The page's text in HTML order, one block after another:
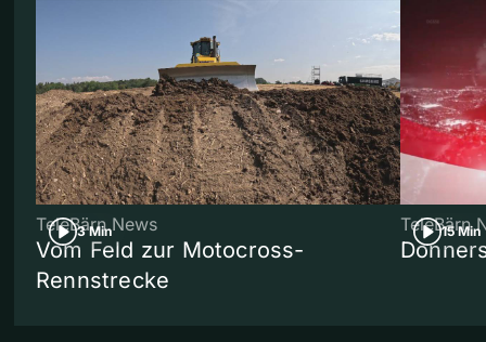
3 Min
TeleBärn News
Vom Feld zur Motocross-
Rennstrecke
15 Min
TeleBärn